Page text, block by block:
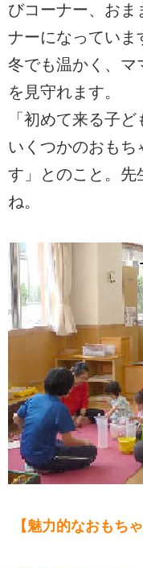
びコーナー、おま
ナーになっていま
冬でも温かく、マ
を見守れます。
「初めて来る子
いくつかのおもち
す」とのこと。先
ね。
【魅力的なおもち